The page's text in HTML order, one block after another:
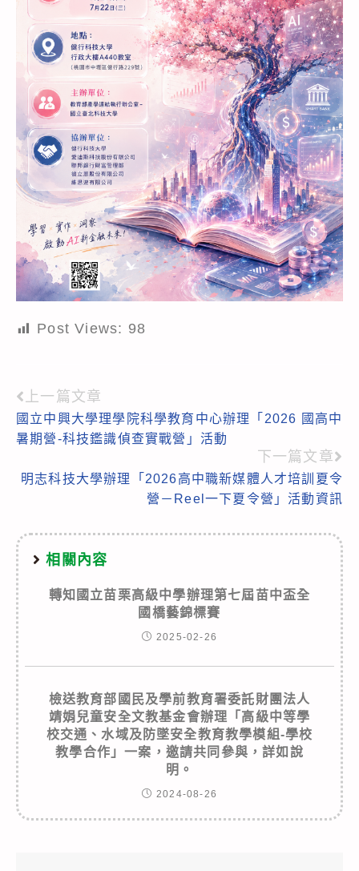
Post Views: 98
Read
more
上一篇文章
國立中興大學理學院科學教育中心辦理「2026 國高中
暑期營-科技鑑識偵查實戰營」活動
下一篇文章
明志科技大學辦理「2026高中職新媒體人才培訓夏令
營－Reel一下夏令營」活動資訊
相關內容
轉知國立苗栗高級中學辦理第七屆苗中盃全
國橋藝錦標賽
2025-02-26
檢送教育部國民及學前教育署委託財團法人
靖娟兒童安全文教基金會辦理「高級中等學
校交通、水域及防墜安全教育教學模組-學校
教學合作」一案，邀請共同參與，詳如說
明。
2024-08-26